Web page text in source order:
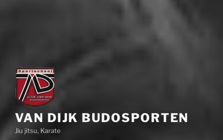
VAN DIJK BUDOSPORTEN
Jiu jitsu, Karate